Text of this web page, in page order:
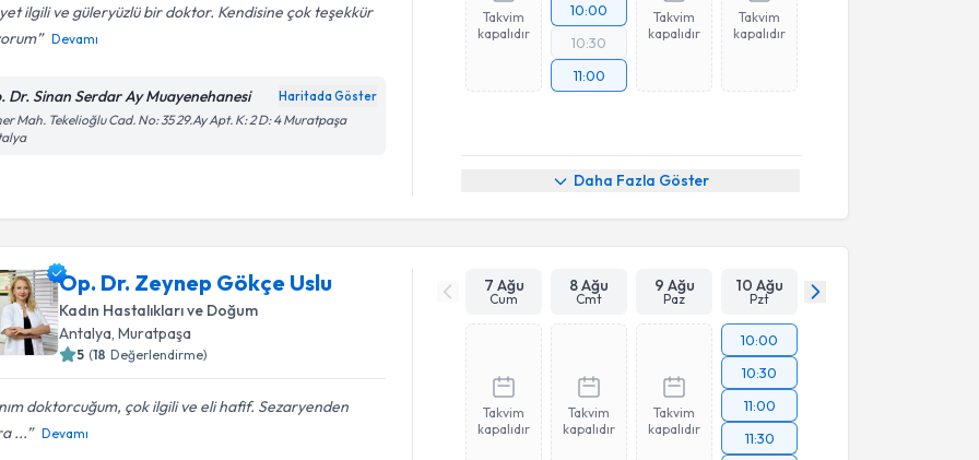
ilgili ve güleryüzlü bir doktor. Kendisine çok teşekkür
Devamı
Dr. Sinan Serdar Ay Muayenehanesi Haritada Göster
Mah. Tekelioğlu Cad. No: 35 29.Ay Apt. K: 2 D: 4 Muratpaşa
Takvim
kapalıdır
10:00
10:30
11:00
Takvim
kapalıdır
Takvim
kapalıdır
Daha Fazla Göster
Op. Dr. Zeynep Gökçe Uslu
Kadın Hastalıkları ve Doğum
Antalya , Muratpaşa
5 (18 Değerlendirme)
doktorcuğum, çok ilgili ve eli hafif. Sezaryenden
...
Devamı
7 Ağu
Cum
8 Ağu
Cmt
9 Ağu
Paz
10 Ağu
Pzt
Takvim
kapalıdır
Takvim
kapalıdır
Takvim
kapalıdır
10:00
10:30
11:00
11:30